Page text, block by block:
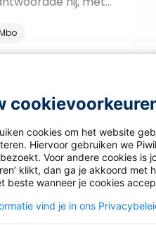
cookies om het website
Hiervoor gebruiken we
Voor andere cookies is
klikt, dan ga je akkoord met
beste wanneer je cookies
vind je in ons